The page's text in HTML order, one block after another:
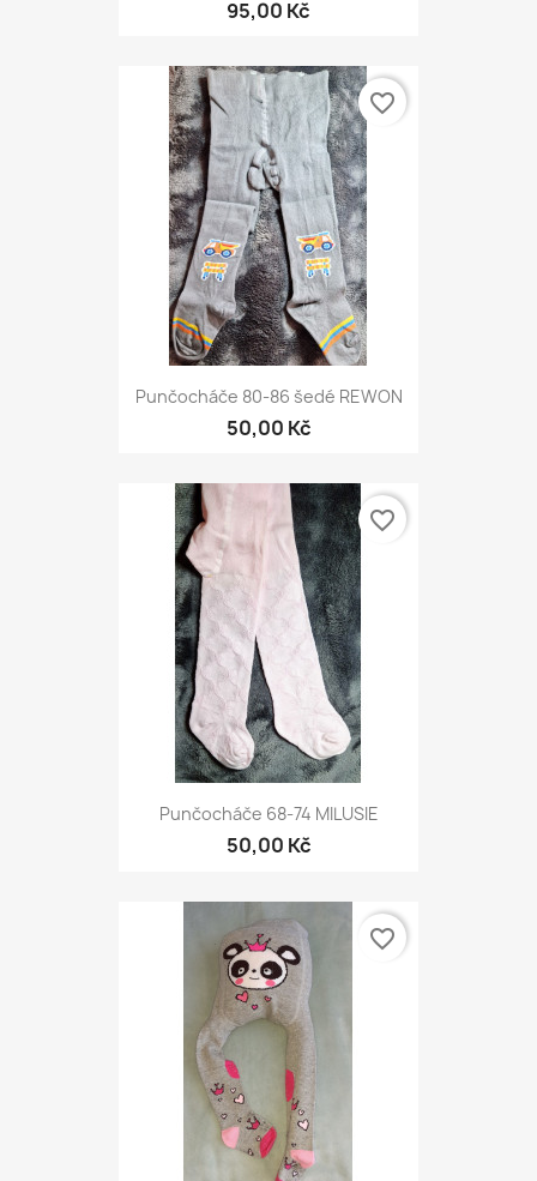
95,00 Kč
Punčocháče 80-86 šedé REWON
50,00 Kč
favorite_border
Punčocháče 68-74 MILUSIE
50,00 Kč
favorite_border
favorite_border